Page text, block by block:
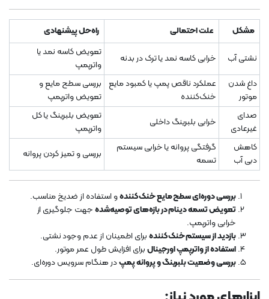
مشکل علت احتمالی راه‌حل پیشنهادی
نشتی آب خرابی کاسه نمد یا ترک در بدنه
تعویض کاسه نمد یا
واترپمپ
داغ شدن
موتور
عملکرد ناقص پمپ یا کمبود مایع
خنک‌کننده
بررسی سطح مایع و
تعویض واترپمپ
صدای
غیرعادی
خرابی بلبرینگ داخلی
تعویض بلبرینگ یا کل
واترپمپ
کاهش
دبی آب
گرفتگی پروانه یا خرابی سیستم
تسمه
بررسی و تمیز کردن پروانه
بررسی دوره‌ای سطح مایع خنک‌کنندهو استفاده از ضدیخ مناسب.
تعویض تسمه دینام در بازه‌های توصیه‌شدهجهت جلوگیری از
خرابی واترپمپ.
بازدید از سیستم خنک‌کنندهبرای اطمینان از عدم وجود نشتی.
استفاده از واترپمپ اورجینالبرای افزایش طول عمر موتور.
بررسی وضعیت بلبرینگ و پروانه پمپدر هنگام سرویس دوره‌ای.